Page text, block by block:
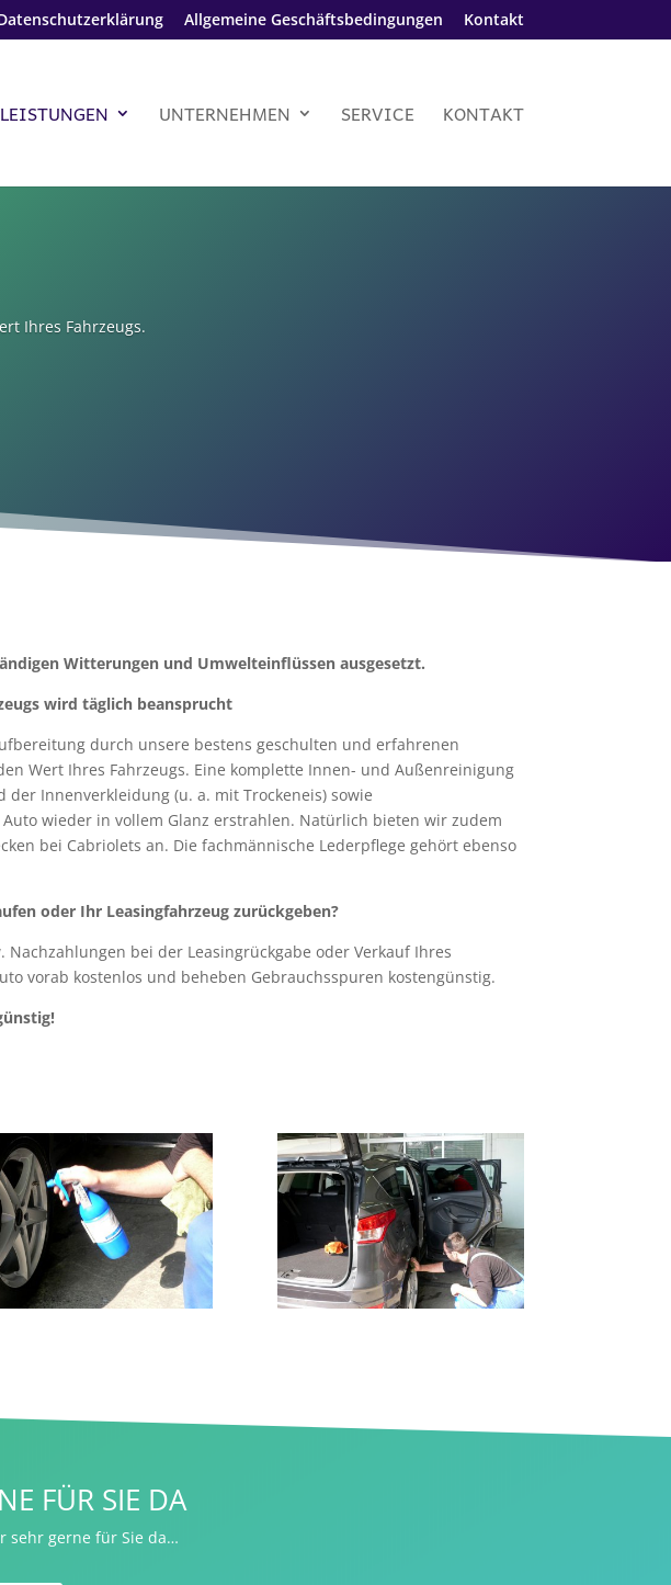
Allgemeine Geschäftsbedingungen Kontakt
LEISTUNGEN UNTERNEHMEN SERVICE KONTAKT
Ihres Fahrzeugs.
Witterungen und Umwelteinflüssen ausgesetzt.
wird täglich beansprucht
durch unsere bestens geschulten und erfahrenen
Wert Ihres Fahrzeugs. Eine komplette Innen- und Außenreinigung
der Innenverkleidung (u. a. mit Trockeneis) sowie
wieder in vollem Glanz erstrahlen. Natürlich bieten wir zudem
bei Cabriolets an. Die fachmännische Lederpflege gehört ebenso
oder Ihr Leasingfahrzeug zurückgeben?
Nachzahlungen bei der Leasingrückgabe oder Verkauf Ihres
vorab kostenlos und beheben Gebrauchsspuren kostengünstig.
FÜR SIE DA
sehr gerne für Sie da…